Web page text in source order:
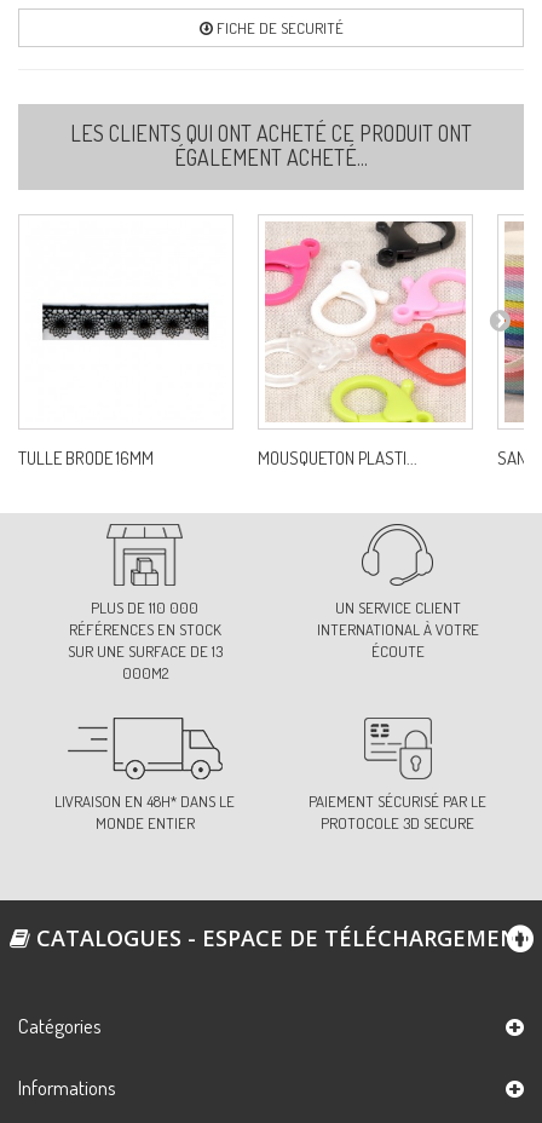
Ref: S20725D0C81
FICHE DE SECURITÉ
LES CLIENTS QUI ONT ACHETÉ CE PRODUIT ONT
ÉGALEMENT ACHETÉ...
TULLE BRODE 16MM MOUSQUETON PLASTI...
PLUS DE 110 000
RÉFÉRENCES EN STOCK
SUR UNE SURFACE DE 13
000M2
UN SERVICE CLIENT
INTERNATIONAL À VOTRE
ÉCOUTE
LIVRAISON EN 48H* DANS LE
MONDE ENTIER
PAIEMENT SÉCURISÉ PAR LE
PROTOCOLE 3D SECURE
CATALOGUES - ESPACE DE TÉLÉCHARGEMENT
Catégories
Informations